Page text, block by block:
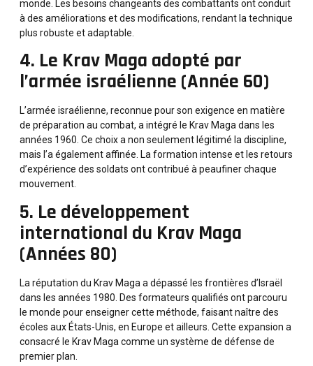
monde. Les besoins changeants des combattants ont conduit
à des améliorations et des modifications, rendant la technique
plus robuste et adaptable.
4. Le Krav Maga adopté par
l’armée israélienne (Année 60)
L’armée israélienne, reconnue pour son exigence en matière
de préparation au combat, a intégré le Krav Maga dans les
années 1960. Ce choix a non seulement légitimé la discipline,
mais l’a également affinée. La formation intense et les retours
d’expérience des soldats ont contribué à peaufiner chaque
mouvement.
5. Le développement
international du Krav Maga
(Années 80)
La réputation du Krav Maga a dépassé les frontières d’Israël
dans les années 1980. Des formateurs qualifiés ont parcouru
le monde pour enseigner cette méthode, faisant naître des
écoles aux États-Unis, en Europe et ailleurs. Cette expansion a
consacré le Krav Maga comme un système de défense de
premier plan.